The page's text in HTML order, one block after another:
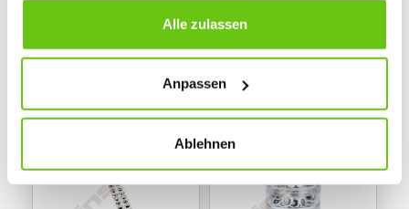
wählen Sie „Alle ablehnen” – in diesem Fall werden nur
Daten verarbeitet, die für den Besuch unserer Website
jederzeit ändern, indem Sie auf die Schaltfläche unten
links klicken. Weitere Informationen zur Datennutzung
Alle zulassen
Anpassen
Ablehnen